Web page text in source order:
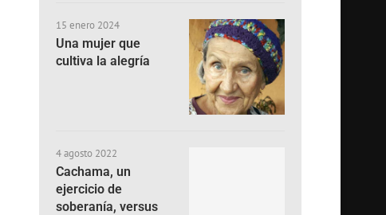
15 enero 2024
Una mujer que
cultiva la alegría
4 agosto 2022
Cachama, un
ejercicio de
soberanía, versus